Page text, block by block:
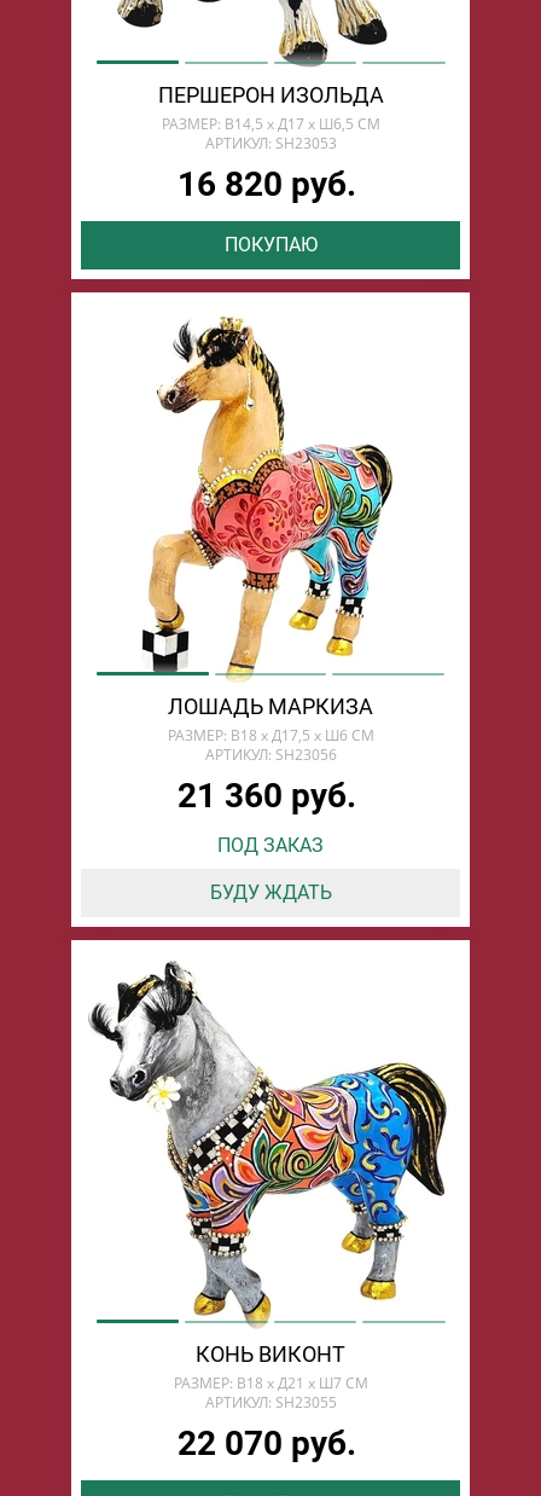
ПЕРШЕРОН ИЗОЛЬДА
РАЗМЕР: В14,5 х Д17 х Ш6,5 СМ
АРТИКУЛ: SH23053
16 820 руб.
ПОКУПАЮ
ЛОШАДЬ МАРКИЗА
РАЗМЕР: В18 х Д17,5 х Ш6 СМ
АРТИКУЛ: SH23056
21 360 руб.
ПОД ЗАКАЗ
БУДУ ЖДАТЬ
КОНЬ ВИКОНТ
РАЗМЕР: В18 х Д21 х Ш7 СМ
АРТИКУЛ: SH23055
22 070 руб.